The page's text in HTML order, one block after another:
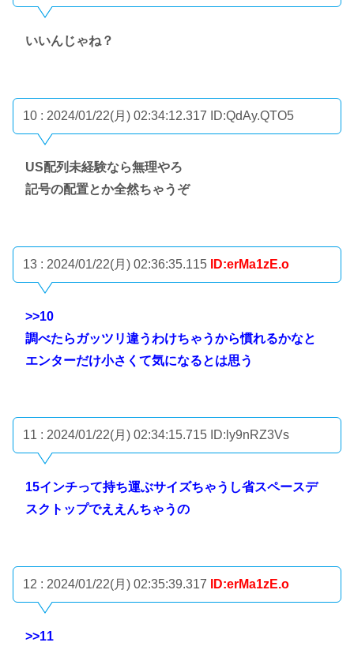
いいんじゃね？
10 : 2024/01/22(月) 02:34:12.317 ID:QdAy.QTO5
US配列未経験なら無理やろ
記号の配置とか全然ちゃうぞ
13 : 2024/01/22(月) 02:36:35.115 ID:erMa1zE.o
>>10
調べたらガッツリ違うわけちゃうから慣れるかなと
エンターだけ小さくて気になるとは思う
11 : 2024/01/22(月) 02:34:15.715 ID:ly9nRZ3Vs
15インチって持ち運ぶサイズちゃうし省スペースデ
スクトップでええんちゃうの
12 : 2024/01/22(月) 02:35:39.317 ID:erMa1zE.o
>>11